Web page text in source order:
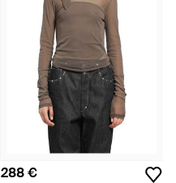
288 €